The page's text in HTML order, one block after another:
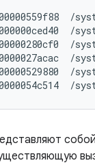
/
/
/
/
/